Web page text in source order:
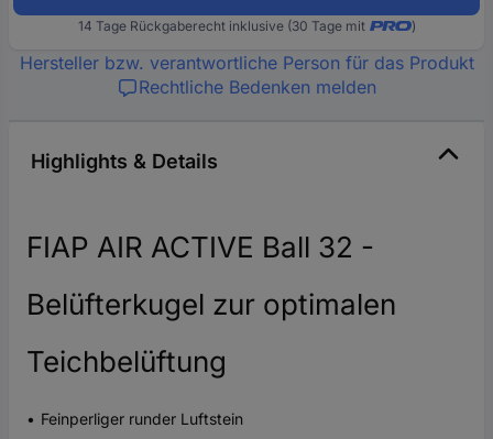
14 Tage Rückgaberecht inklusive (30 Tage mit )
Hersteller bzw. verantwortliche Person für das Produkt
Rechtliche Bedenken melden
Highlights & Details
FIAP AIR ACTIVE Ball 32 -
Belüfterkugel zur optimalen
Teichbelüftung
Feinperliger runder Luftstein